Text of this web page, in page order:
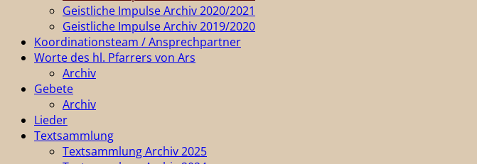
Geistliche Impulse Archiv 2020/2021
Geistliche Impulse Archiv 2019/2020
Koordinationsteam / Ansprechpartner
Worte des hl. Pfarrers von Ars
Archiv
Gebete
Archiv
Lieder
Textsammlung
Textsammlung Archiv 2025